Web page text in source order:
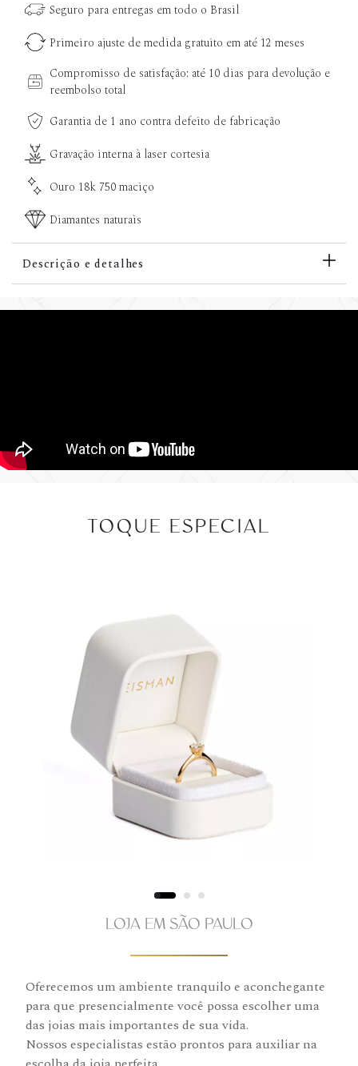
Seguro para entregas em todo o Brasil
Primeiro ajuste de medida gratuito em até 12 meses
Compromisso de satisfação: até 10 dias para devolução e
reembolso total
Garantia de 1 ano contra defeito de fabricação
Gravação interna à laser cortesia
Ouro 18k 750 maciço
Diamantes naturais
Descrição e detalhes
TOQUE ESPECIAL
LOJA EM SÃO PAULO
Oferecemos um ambiente tranquilo e aconchegante
para que presencialmente você possa escolher uma
das joias mais importantes de sua vida.
Nossos especialistas estão prontos para auxiliar na